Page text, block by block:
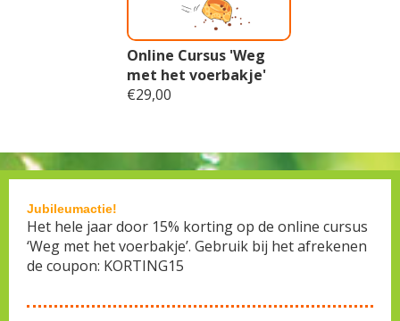
Online Cursus 'Weg
met het voerbakje'
€29,00
Jubileumactie!
Het hele jaar door 15% korting op de online cursus
‘Weg met het voerbakje’. Gebruik bij het afrekenen
de coupon: KORTING15